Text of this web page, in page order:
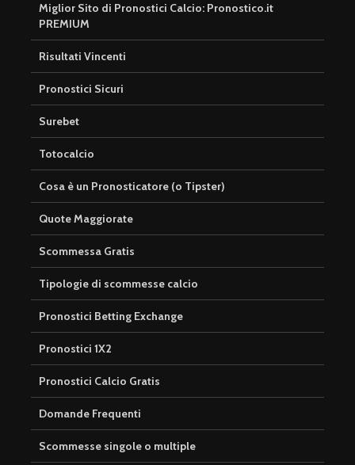
Miglior Sito di Pronostici Calcio: Pronostico.it
PREMIUM
Risultati Vincenti
Pronostici Sicuri
Surebet
Totocalcio
Cosa è un Pronosticatore (o Tipster)
Quote Maggiorate
Scommessa Gratis
Tipologie di scommesse calcio
Pronostici Betting Exchange
Pronostici 1X2
Pronostici Calcio Gratis
Domande Frequenti
Scommesse singole o multiple